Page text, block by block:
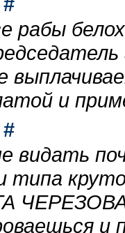
рабы
и
#
видать
типа